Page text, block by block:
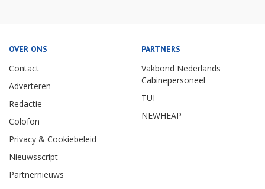
OVER ONS
Contact
Adverteren
Redactie
Colofon
Privacy & Cookiebeleid
Nieuwsscript
Partnernieuws
PARTNERS
Vakbond Nederlands
Cabinepersoneel
TUI
NEWHEAP